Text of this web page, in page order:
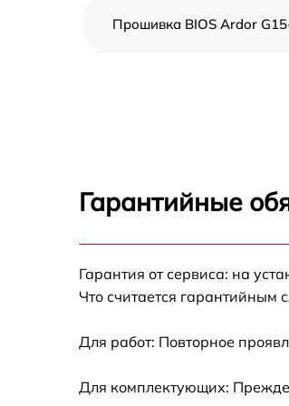
Прошивка BIOS Ardor
Замена USB порта Ardor
G15-I5ND305
порта) Ardor G15-I5ND305
Гарантийные
Гарантия от сервиса: на
Что считается гарантийным
Для работ: Повторное
Для комплектующих: